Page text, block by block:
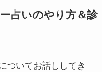
占いのやり方＆診
ついてお話ししてき